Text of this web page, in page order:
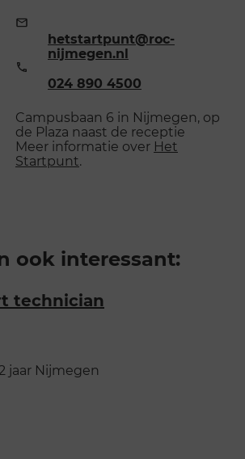
mailadres:
hetstartpunt@roc-
nijmegen.nl
024 890 4500
Campusbaan 6 in Nijmegen, op
de Plaza naast de receptie
Meer informatie over Het
Startpunt.
ook interessant:
technician
jaar Nijmegen